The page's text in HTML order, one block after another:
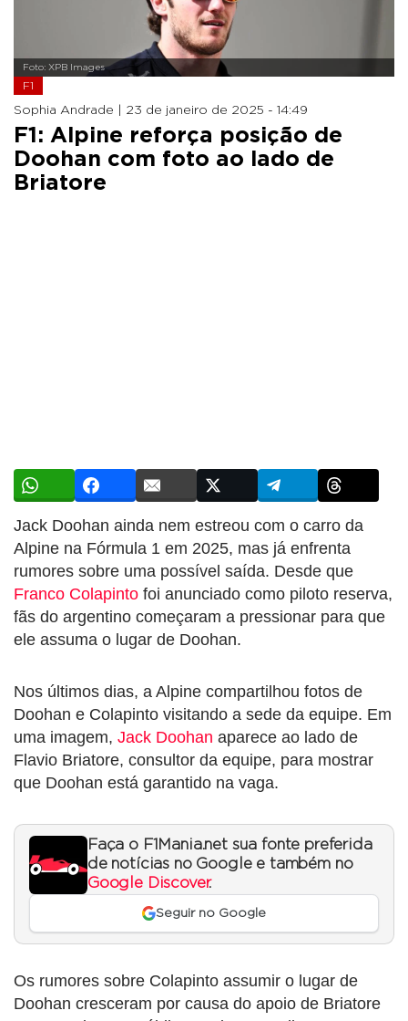
Foto: XPB Images
F1
Sophia Andrade | 23 de janeiro de 2025 - 14:49
F1: Alpine reforça posição de
Doohan com foto ao lado de
Briatore
Jack Doohan ainda nem estreou com o carro da
Alpine na Fórmula 1 em 2025, mas já enfrenta
rumores sobre uma possível saída. Desde que
Franco Colapinto foi anunciado como piloto reserva,
fãs do argentino começaram a pressionar para que
ele assuma o lugar de Doohan.
Nos últimos dias, a Alpine compartilhou fotos de
Doohan e Colapinto visitando a sede da equipe. Em
uma imagem, Jack Doohan aparece ao lado de
Flavio Briatore, consultor da equipe, para mostrar
que Doohan está garantido na vaga.
Faça o F1Mania.net sua fonte preferida
de notícias no Google e também no
Google Discover.
Seguir no Google
Os rumores sobre Colapinto assumir o lugar de
Doohan cresceram por causa do apoio de Briatore